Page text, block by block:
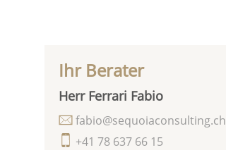
Ihr Berater
Herr Ferrari Fabio
+41 78 637 66 15
fabio@sequoiaconsulting.ch